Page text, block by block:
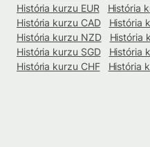
História kurzu EUR
História
História kurzu CAD
História
História kurzu NZD
História
História kurzu SGD
História
História kurzu CHF
História